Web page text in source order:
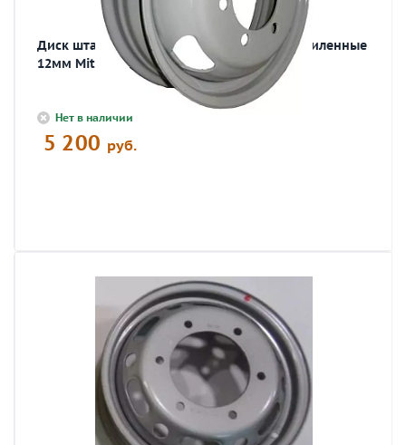
Диск штамп. 6.00х17.5 6отв. D164 ET 135 усиленные
12мм Mitsu FusoCanter
Нет в наличии
5 200 руб.